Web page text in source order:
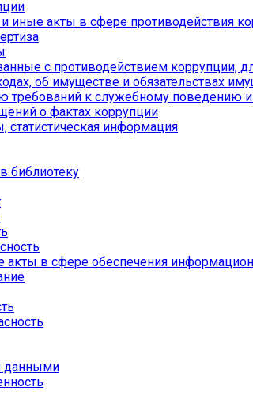
иные акты в сфере противодействия
с противодействием коррупции,
об имуществе и обязательствах
требований к служебному поведению
о фактах коррупции
информация
библиотеку
в сфере обеспечения
данными